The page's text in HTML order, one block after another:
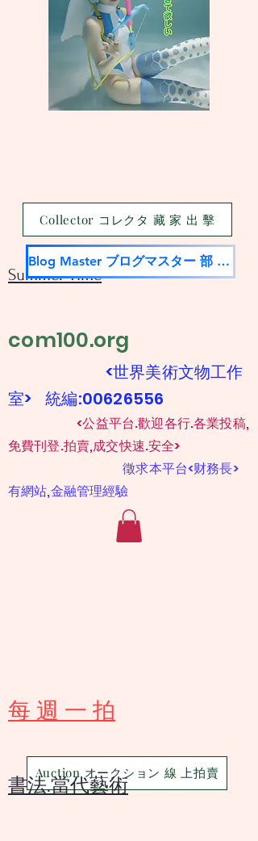
Summer Time
com100.org
<世界美術文物工作
室> 統編:00626556
<公益平台.歡迎各行.各業投稿,
免費刊登.拍賣,成交快速.安全>
​徵求本平台<财務長>
有網站,金融管理經驗
​每 週 一 拍
Auction オークション 線 上拍賣
Collector コレクタ 藏 家 出 擊
Blog Master ブログマスター 部 落 名 家
​書法.當代藝術